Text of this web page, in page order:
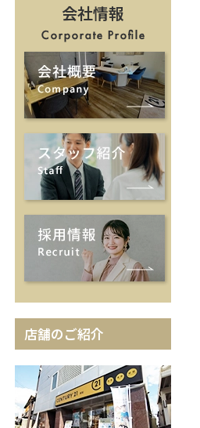
会社情報
店舗のご紹介